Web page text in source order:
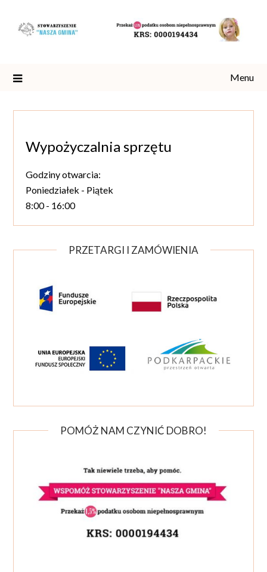
content
Menu
Wypożyczalnia sprzętu
Godziny otwarcia:
Poniedziałek - Piątek
8:00 - 16:00
PRZETARGI I ZAMÓWIENIA
POMÓŻ NAM CZYNIĆ DOBRO!